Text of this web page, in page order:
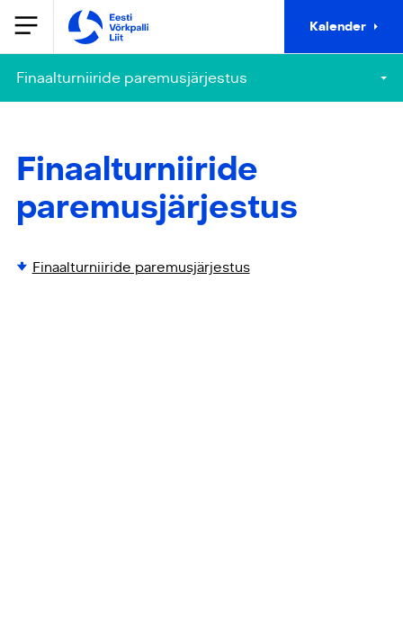
Kalender
Finaalturniiride paremusjärjestus
Finaalturniiride
paremusjärjestus
Finaalturniiride paremusjärjestus